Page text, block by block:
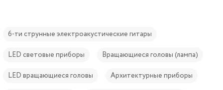
6-ти струнные электроакустические гитары
LED cветовые приборы Вращающиеся головы (лампа)
LED вращающиеся головы Архитектурные приборы